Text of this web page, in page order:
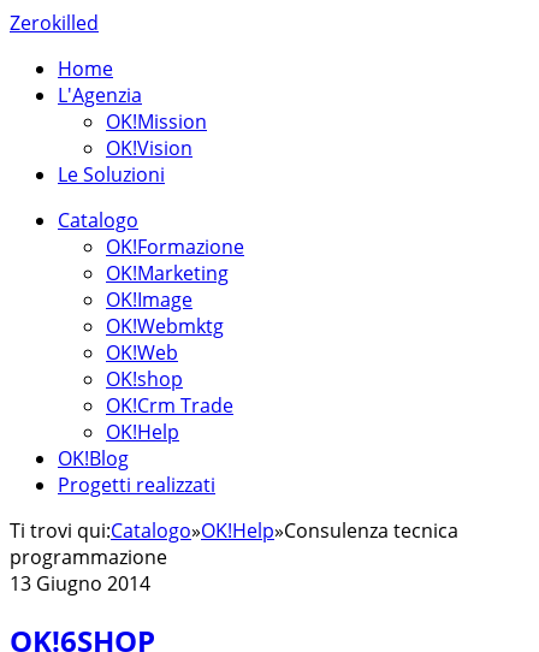
Zerokilled
Home
L'Agenzia
OK!Mission
OK!Vision
Le Soluzioni
Catalogo
OK!Formazione
OK!Marketing
OK!Image
OK!Webmktg
OK!Web
OK!shop
OK!Crm Trade
OK!Help
OK!Blog
Progetti realizzati
Ti trovi qui:Catalogo»OK!Help»Consulenza tecnica
programmazione
13 Giugno 2014
OK!6SHOP